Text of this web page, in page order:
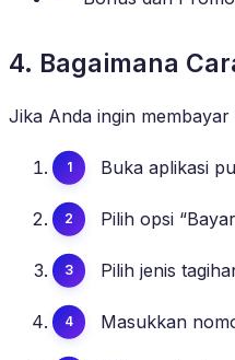
4. Bagaimana
Jika Anda ingin
Buka aplikasi
Pilih opsi
Pilih jenis
Masukkan